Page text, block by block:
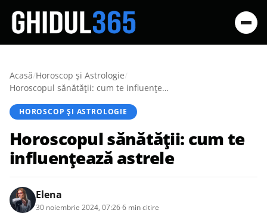
Acasă/Horoscop și Astrologie/
Horoscopul sănătății: cum te influențează astrele
HOROSCOP ȘI ASTROLOGIE
Horoscopul sănătății: cum te
influențează astrele
Elena
30 noiembrie 2024, 07:266 min citire